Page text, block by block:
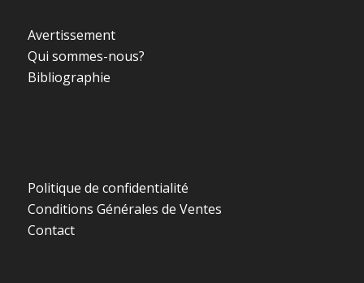
Avertissement
Qui sommes-nous?
Bibliographie
Politique de confidentialité
Conditions Générales de Ventes
Contact